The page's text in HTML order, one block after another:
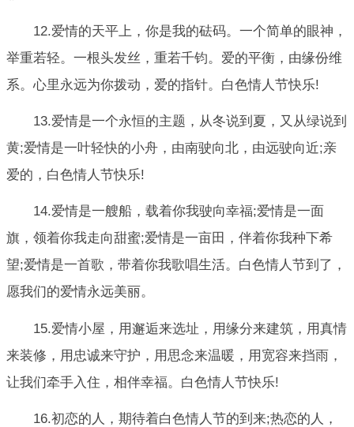
12.爱情的天平上，你是我的砝码。一个简单的眼神，
举重若轻。一根头发丝，重若千钧。爱的平衡，由缘份维
系。心里永远为你拨动，爱的指针。白色情人节快乐!
13.爱情是一个永恒的主题，从冬说到夏，又从绿说到
黄;爱情是一叶轻快的小舟，由南驶向北，由远驶向近;亲
爱的，白色情人节快乐!
14.爱情是一艘船，载着你我驶向幸福;爱情是一面
旗，领着你我走向甜蜜;爱情是一亩田，伴着你我种下希
望;爱情是一首歌，带着你我歌唱生活。白色情人节到了，
愿我们的爱情永远美丽。
15.爱情小屋，用邂逅来选址，用缘分来建筑，用真情
来装修，用忠诚来守护，用思念来温暖，用宽容来挡雨，
让我们牵手入住，相伴幸福。白色情人节快乐!
16.初恋的人，期待着白色情人节的到来;热恋的人，